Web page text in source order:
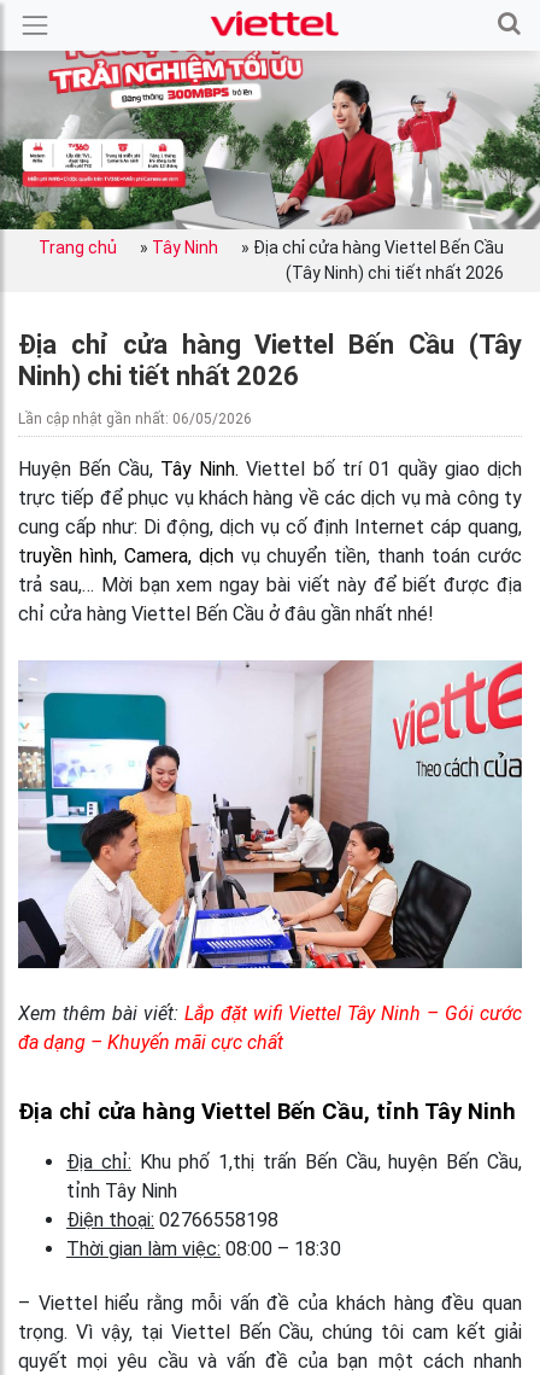
Trang chủ » Tây Ninh » Địa chỉ cửa hàng Viettel Bến Cầu
(Tây Ninh) chi tiết nhất 2026
Địa chỉ cửa hàng Viettel Bến Cầu (Tây
Ninh) chi tiết nhất 2026
Lần cập nhật gần nhất: 06/05/2026
Huyện Bến Cầu, Tây Ninh. Viettel bố trí 01 quầy giao dịch
trực tiếp để phục vụ khách hàng về các dịch vụ mà công ty
cung cấp như: Di động, dịch vụ cố định Internet cáp quang,
truyền hình, Camera, dịchvụ chuyển tiền, thanh toán cước
trả sau,… Mời bạn xem ngay bài viết này để biết được địa
chỉ cửa hàng Viettel Bến Cầu ở đâu gần nhất nhé!
Xem thêm bài viết: Lắp đặt wifi Viettel Tây Ninh – Gói cước
đa dạng – Khuyến mãi cực chất
Địa chỉ cửa hàng Viettel Bến Cầu, tỉnh Tây Ninh
Địa chỉ: Khu phố 1,thị trấn Bến Cầu, huyện Bến Cầu,
tỉnh Tây Ninh
Điện thoại: 02766558198
Thời gian làm việc: 08:00 – 18:30
– Viettel hiểu rằng mỗi vấn đề của khách hàng đều quan
trọng. Vì vậy, tại Viettel Bến Cầu, chúng tôi cam kết giải
quyết mọi yêu cầu và vấn đề của bạn một cách nhanh